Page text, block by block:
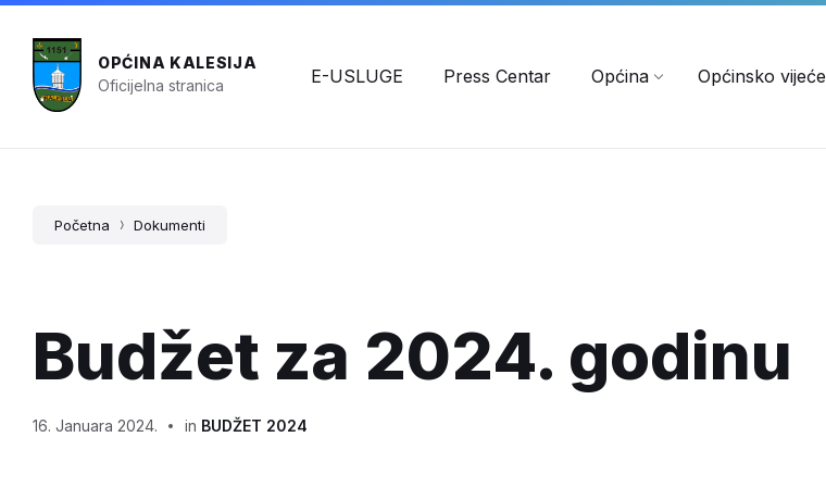
OPĆINA KALESIJA
Oficijelna stranica
E-USLUGE Press Centar Općina Općinsko vijeće
Početna Dokumenti
Budžet za 2024. godinu
16. Januara 2024. in BUDŽET 2024